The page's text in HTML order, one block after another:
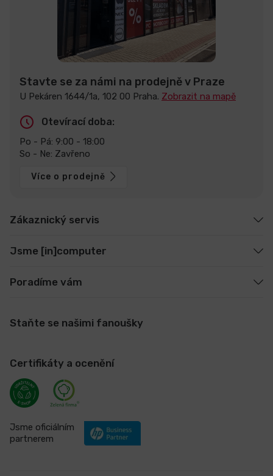
Stavte se za námi na prodejně v Praze
U Pekáren 1644/1a, 102 00 Praha. Zobrazit na mapě
Otevírací doba:
Po - Pá: 9:00 - 18:00
So - Ne: Zavřeno
Více o prodejně
Zákaznický servis
Jsme [in]computer
Poradíme vám
Staňte se našimi fanoušky
Certifikáty a ocenění
Jsme oficiálním
partnerem